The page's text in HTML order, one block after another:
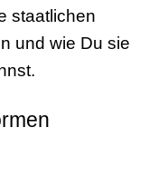
staatlichen
und wie Du sie